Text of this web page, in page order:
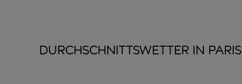
DURCHSCHNITTSWETTER IN PARIS